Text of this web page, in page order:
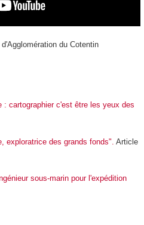
du Cotentin
: cartographier c'est être les yeux des
exploratrice des grands fonds". Article
sous-marin pour l'expédition